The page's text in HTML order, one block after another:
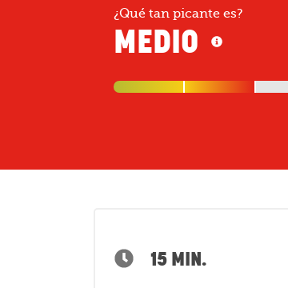
¿Qué tan picante es?
MEDIO
15 MIN.